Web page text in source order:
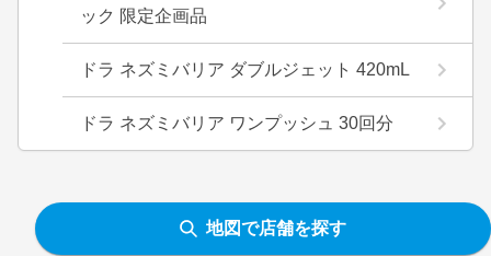
ック 限定企画品
ドラ ネズミバリア ダブルジェット 420mL
ドラ ネズミバリア ワンプッシュ 30回分
地図で店舗を探す